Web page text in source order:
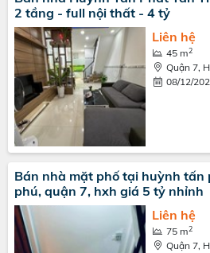
2 tầng - full nội thất - 4 tỷ
Liên hệ
45 m2
Quận 7,
08/12/
Bán nhà mặt phố tại huỳnh tấn
phú, quận 7, hxh giá 5 tỷ nhỉnh
Liên hệ
75 m2
Quận 7,